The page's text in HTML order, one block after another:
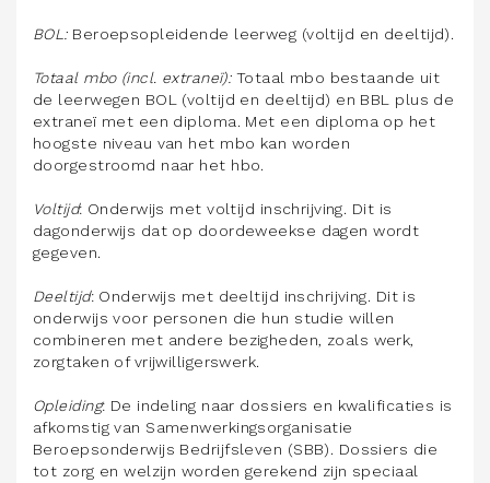
BOL:Beroepsopleidende leerweg (voltijd en deeltijd).
Totaal mbo (incl. extraneï): Totaal mbo bestaande uit
de leerwegen BOL (voltijd en deeltijd) en BBL plus de
extraneï met een diploma. Met een diploma op het
hoogste niveau van het mbo kan worden
doorgestroomd naar het hbo.
Voltijd: Onderwijs met voltijd inschrijving. Dit is
dagonderwijs dat op doordeweekse dagen wordt
gegeven.
Deeltijd: Onderwijs met deeltijd inschrijving. Dit is
onderwijs voor personen die hun studie willen
combineren met andere bezigheden, zoals werk,
zorgtaken of vrijwilligerswerk.
Opleiding: De indeling naar dossiers en kwalificaties is
afkomstig van Samenwerkingsorganisatie
Beroepsonderwijs Bedrijfsleven (SBB). Dossiers die
tot zorg en welzijn worden gerekend zijn speciaal